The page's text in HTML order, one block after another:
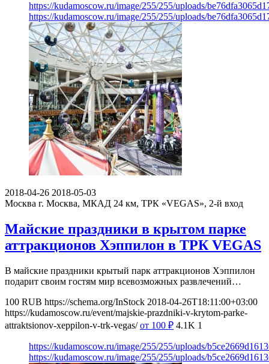
https://kudamoscow.ru/image/255/255/uploads/
https://kudamoscow.ru/image/255/255/uploads/
2018-04-26 2018-05-03
Москва г. Москва, МКАД 24 км, ТРК «VEGAS», 2-й вход
Майские праздники в крытом парке
аттракционов Хэппилон в ТРК VEGAS
В майские праздники крытый парк аттракционов Хэппилон
подарит своим гостям мир всевозможных развлечений…
100 RUB https://schema.org/InStock 2018-04-26T18:11:00+03:00
https://kudamoscow.ru/event/majskie-prazdniki-v-krytom-parke-
attraktsionov-xeppilon-v-trk-vegas/ от 100 ₽ 4.1K 1
https://kudamoscow.ru/image/255/255/uploads/
https://kudamoscow.ru/image/255/255/uploads/